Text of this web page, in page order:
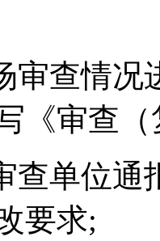
审查情
《审查
查单位
要求;